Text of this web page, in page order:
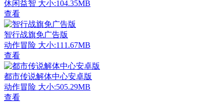
休闲益智 大小:104.35MB
查看
智行战旗免广告版
动作冒险 大小:111.67MB
查看
都市传说解体中心安卓版
动作冒险 大小:505.29MB
查看